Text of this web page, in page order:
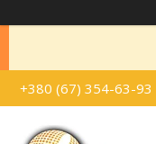
+380 (67) 354-63-93